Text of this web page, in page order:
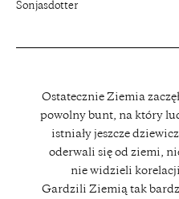
Sonjasdotter
Ostatecznie Ziemia
powolny bunt, na który
istniały jeszcze
oderwali się od ziemi,
nie widzieli
Gardzili Ziemią tak